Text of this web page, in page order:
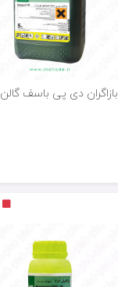
بازاگران دی پی باسف گالن 5lit